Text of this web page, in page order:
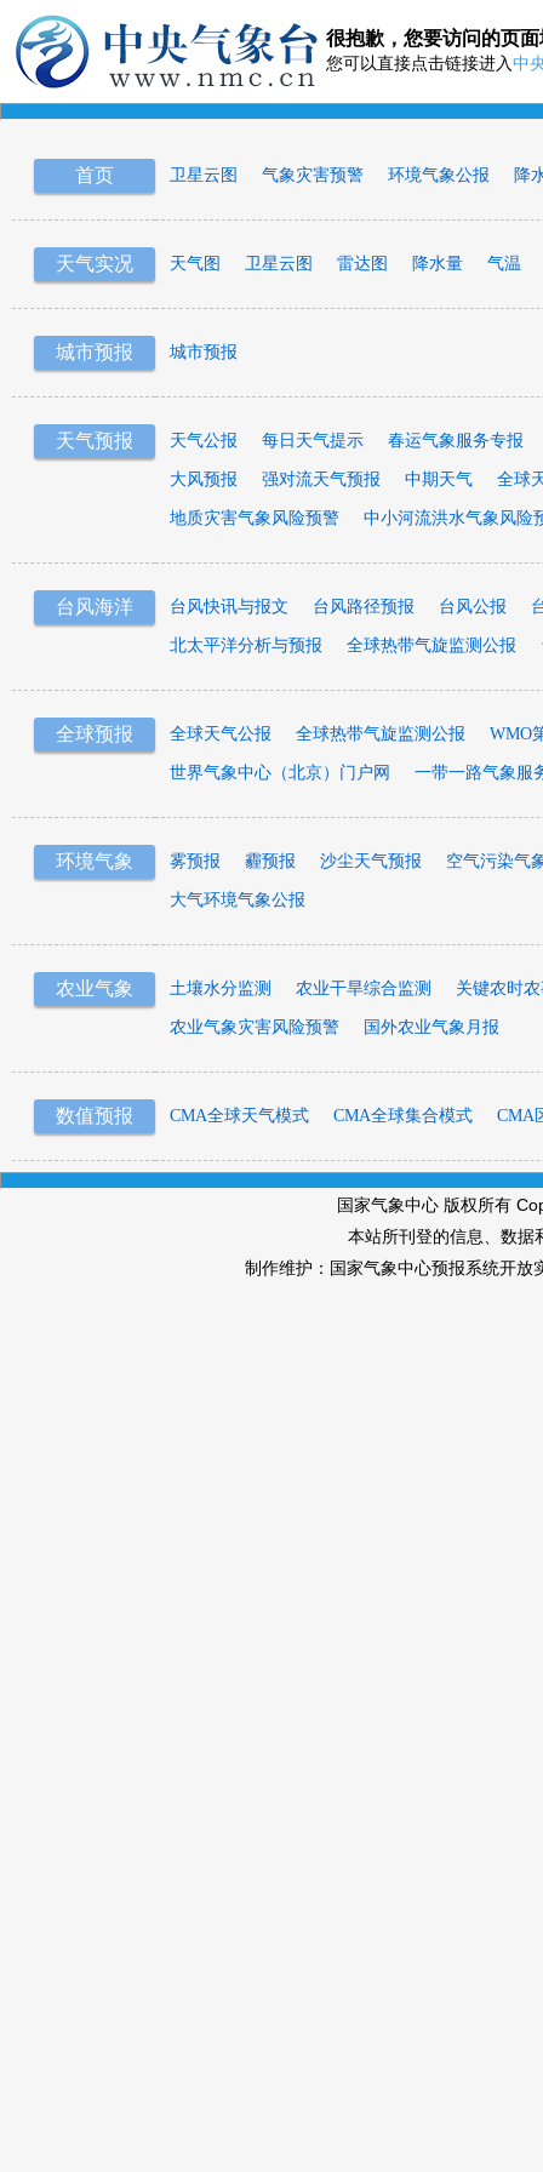
很抱歉，您要访问的页
您可以直接点击链接进入 中
首页 卫星云图 气象灾害预警 环境气象公报 降
天气实况 天气图 卫星云图 雷达图 降水量 气温
城市预报 城市预报
天气预报 天气公报 每日天气提示 春运气象服务专报
大风预报 强对流天气预报 中期天气 全球
地质灾害气象风险预警 中小河流洪水气象风险
台风海洋 台风快讯与报文 台风路径预报 台风公报
北太平洋分析与预报 全球热带气旋监测公报
全球预报 全球天气公报 全球热带气旋监测公报 WMO
世界气象中心（北京）门户网 一带一路气象服
环境气象 雾预报 霾预报 沙尘天气预报 空气污染气
大气环境气象公报
农业气象 土壤水分监测 农业干旱综合监测 关键农时
农业气象灾害风险预警 国外农业气象月报
数值预报 CMA全球天气模式 CMA全球集合模式 CMA
国家气象中心 版权所有
本站所刊登的信息、数据
制作维护：国家气象中心预报系统开